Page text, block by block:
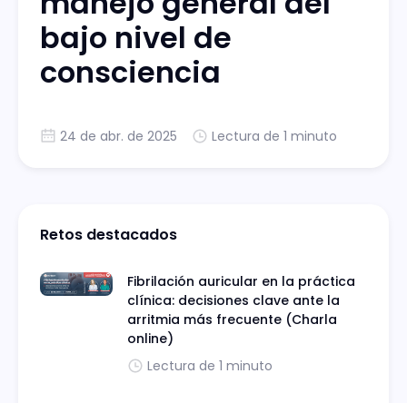
bajo nivel de
consciencia
24 de abr. de 2025 Lectura de 1 minuto
Retos destacados
Fibrilación auricular en la práctica
clínica: decisiones clave ante la
arritmia más frecuente (Charla
online)
Lectura de 1 minuto